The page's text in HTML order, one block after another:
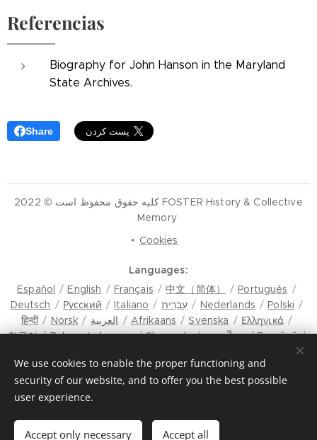
Referencias
Biography for John Hanson in the Maryland
State Archives.
Share
کلیه حقوق محفوظ است © 2022 FOSTER History & Collective
Memory
Cookies
Languages
Español
English Français 中文（简体）
Português
Deutsch
Русский Italiano עִבְרִית Nederlands
Polski
हिन्दी
Norsk العربية Afrikaans Svenska
Ελληνικά
한국어
Bahasa Indonesia Slovenski ภาษาไทย
Română
Latviešu Valoda
Türkçe Tiếng Việt 日本語
Srpski
Eesti keel
Magyar മലയാളം فارسی
Bosanski
Lietuvių kalba
Македонски јазик
سنڌي Български
We use cookies to enable the proper functioning and
security of our website, and to offer you the best possible
user experience.
Accept only necessary Accept all